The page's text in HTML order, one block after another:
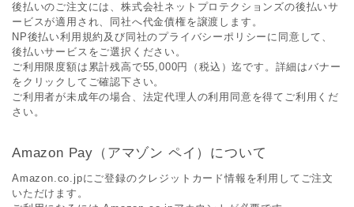
後払いのご注文には、株式会社ネットプロテクションズの後払いサ
ービスが適用され、同社へ代金債権を譲渡します。
NP後払い利用規約及び同社のプライバシーポリシーに同意して、
後払いサービスをご選択ください。
ご利用限度額は累計残高で55,000円（税込）迄です。詳細はバナー
をクリックしてご確認下さい。
ご利用者が未成年の場合、法定代理人の利用同意を得てご利用くだ
さい。
Amazon Pay（アマゾン ペイ）について
Amazon.co.jpにご登録のクレジットカード情報を利用してご注文
いただけます。